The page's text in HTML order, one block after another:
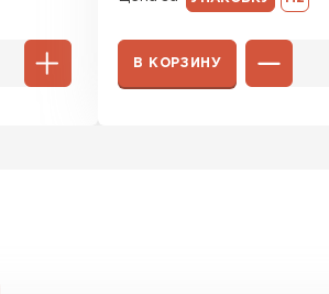
В КОРЗИНУ